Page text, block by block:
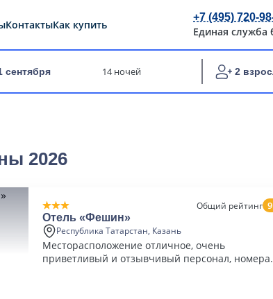
КонтактыКак купить
+7 (495) 720-
Единая служба
сентября 14 ночей 2
2026
Общий рейтинг
Отель «Фешин»
Республика Татарстан, Казань
Месторасположение отличное, очень
приветливый и отзывчивый персонал, номера